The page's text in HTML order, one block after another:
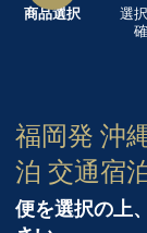
商品選択
選
福岡発 沖
泊 交通宿
便を選択の上